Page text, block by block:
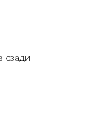
сзади